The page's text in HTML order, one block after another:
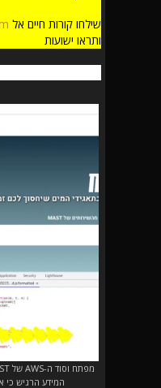
שילחו קורות חיים אל
ותראו ישועות
המידע הרגיש כי